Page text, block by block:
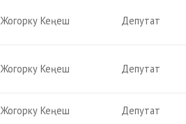
Жогорку Кеңеш Депутат
Жогорку Кеңеш Депутат
Жогорку Кеңеш Депутат